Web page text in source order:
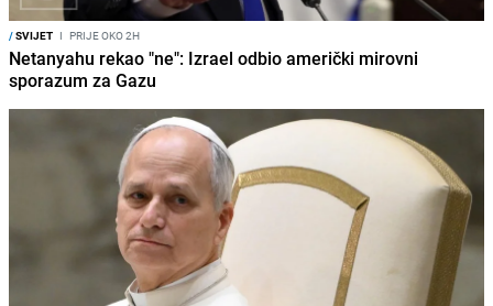
/SVIJET I PRIJE OKO 2H
Netanyahu rekao "ne": Izrael odbio američki mirovni
sporazum za Gazu